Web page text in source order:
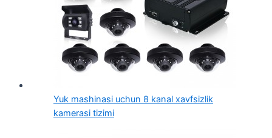
Yuk mashinasi uchun 8 kanal xavfsizlik
kamerasi tizimi